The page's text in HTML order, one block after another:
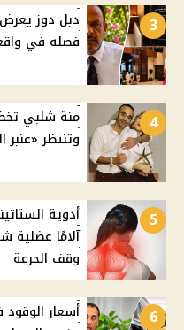
3
دبل دوز
فصله في
4
منة شلبي
وتنتظر
5
أدوية
آلامًا عضلية
وقف الجرعة
6